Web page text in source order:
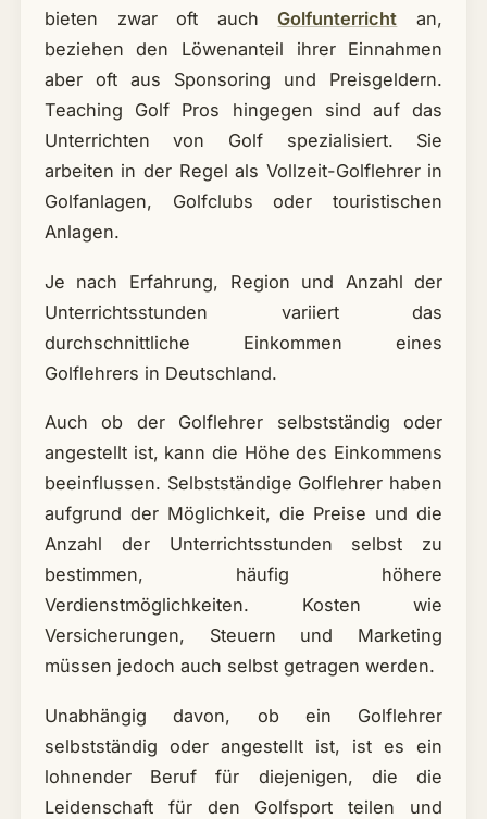
bieten zwar oft auchGolfunterricht an,
beziehen den Löwenanteil ihrer Einnahmen
aber oft aus Sponsoring und Preisgeldern.
Teaching Golf Pros hingegen sind auf das
Unterrichten von Golf spezialisiert. Sie
arbeiten in der Regel als Vollzeit-Golflehrer in
Golfanlagen, Golfclubs oder touristischen
Anlagen.
Je nach Erfahrung, Region und Anzahl der
Unterrichtsstunden variiert das
durchschnittliche Einkommen eines
Golflehrers in Deutschland.
Auch ob der Golflehrer selbstständig oder
angestellt ist, kann die Höhe des Einkommens
beeinflussen. Selbstständige Golflehrer haben
aufgrund der Möglichkeit, die Preise und die
Anzahl der Unterrichtsstunden selbst zu
bestimmen, häufig höhere
Verdienstmöglichkeiten. Kosten wie
Versicherungen, Steuern und Marketing
müssen jedoch auch selbst getragen werden.
Unabhängig davon, ob ein Golflehrer
selbstständig oder angestellt ist, ist es ein
lohnender Beruf für diejenigen, die die
Leidenschaft für den Golfsport teilen und